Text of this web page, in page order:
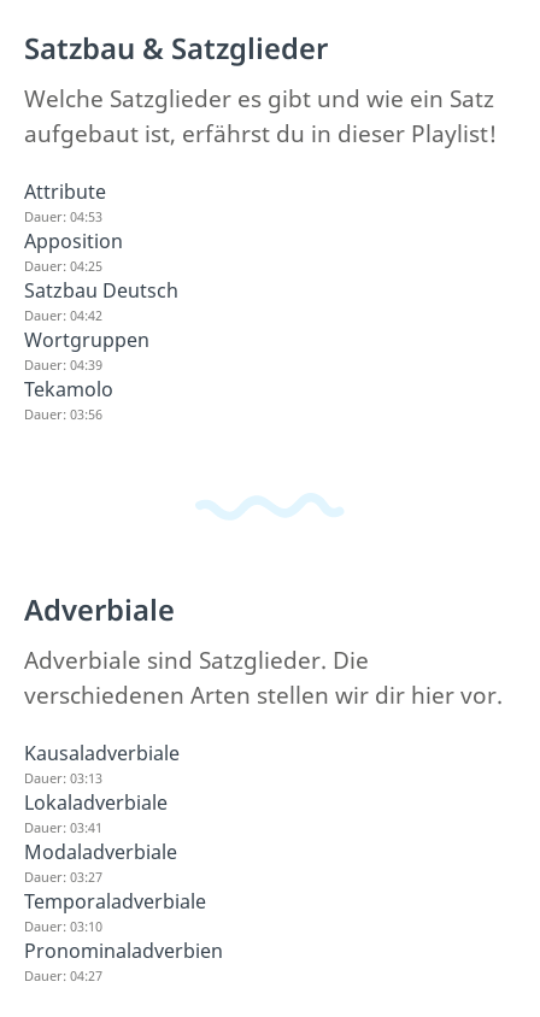
Satzbau & Satzglieder
Welche Satzglieder es gibt und wie ein Satz
aufgebaut ist, erfährst du in dieser Playlist!
Attribute
Dauer: 04:53
Apposition
Dauer: 04:25
Satzbau Deutsch
Dauer: 04:42
Wortgruppen
Dauer: 04:39
Tekamolo
Dauer: 03:56
Adverbiale
Adverbiale sind Satzglieder. Die
verschiedenen Arten stellen wir dir hier vor.
Kausaladverbiale
Dauer: 03:13
Lokaladverbiale
Dauer: 03:41
Modaladverbiale
Dauer: 03:27
Temporaladverbiale
Dauer: 03:10
Pronominaladverbien
Dauer: 04:27